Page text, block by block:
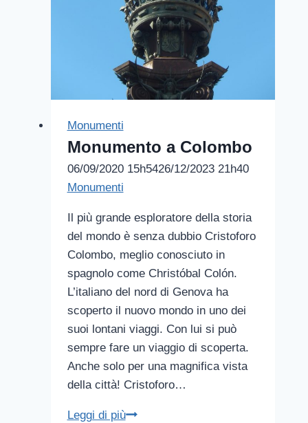
Monumenti
Monumento a Colombo
06/09/2020 15h5426/12/2023 21h40
Monumenti
Il più grande esploratore della storia
del mondo è senza dubbio Cristoforo
Colombo, meglio conosciuto in
spagnolo come Christóbal Colón.
L’italiano del nord di Genova ha
scoperto il nuovo mondo in uno dei
suoi lontani viaggi. Con lui si può
sempre fare un viaggio di scoperta.
Anche solo per una magnifica vista
della città! Cristoforo…
Leggi di piùMonumento